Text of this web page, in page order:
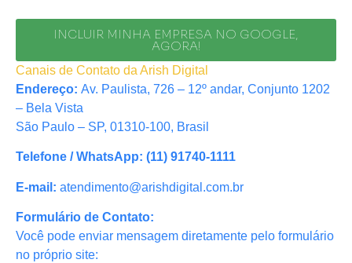
INCLUIR MINHA EMPRESA NO GOOGLE,
AGORA!
Canais de Contato da Arish Digital
Endereço: Av. Paulista, 726 – 12º andar, Conjunto 1202
– Bela Vista
São Paulo – SP, 01310-100, Brasil
Telefone / WhatsApp: (11) 91740-1111
E-mail: atendimento@arishdigital.com.br
Formulário de Contato:
Você pode enviar mensagem diretamente pelo formulário
no próprio site: